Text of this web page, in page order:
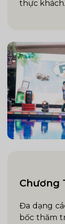
thực khách.
Chương
Đa dạng
bốc thăm